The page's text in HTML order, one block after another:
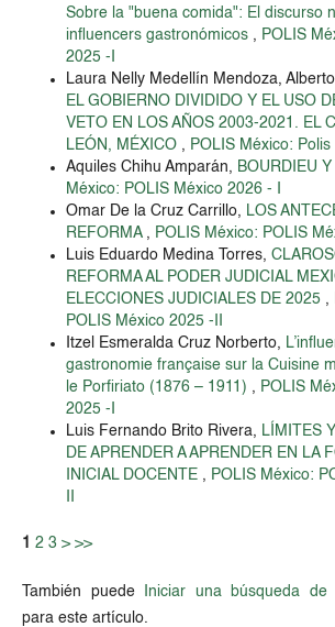
Sobre la "buena comida": El discurso
influencers gastronómicos , POLIS
2025 -I
Laura Nelly Medellín Mendoza,
EL GOBIERNO DIVIDIDO Y EL USO
VETO EN LOS AÑOS 2003-2021. EL
LEÓN, MÉXICO , POLIS México: Polis
Aquiles Chihu Amparán, BOURDIEU
México: POLIS México 2026 - I
Omar De la Cruz Carrillo, LOS
REFORMA , POLIS México: POLIS
Luis Eduardo Medina Torres,
REFORMA AL PODER JUDICIAL
ELECCIONES JUDICIALES DE 2025 ,
POLIS México 2025 -II
Itzel Esmeralda Cruz Norberto,
gastronomie française sur la Cuisine
le Porfiriato (1876 – 1911) , POLIS
2025 -I
Luis Fernando Brito Rivera, LÍMITES
DE APRENDER A APRENDER EN LA
INICIAL DOCENTE , POLIS México:
1 2 3 > >>
También puede
Iniciar una búsqueda de
para este artículo.